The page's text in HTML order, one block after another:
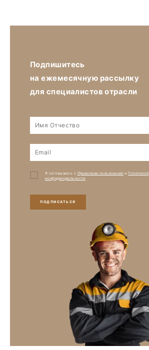
Подпишитесь
на ежемесячную рассылку
для специалистов отрасли
Я соглашаюсь с Правилами пользования иПолитикой
конфиденциальности
ПОДПИСАТЬСЯ